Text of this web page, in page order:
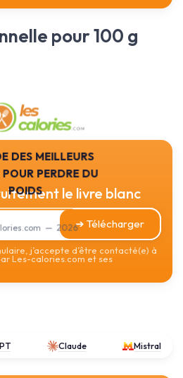
pour 100 g
des meilleurs
pour perdre du
poids
— 2026
le livre blanc
➔ Télécharger
j’accepte d’être contacté(e) à
Les-calories.com et ses
Claude Mistral